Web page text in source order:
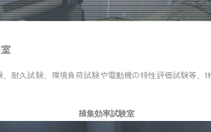
耐久試験、環境負荷試験や電動機の特性評価試験等、19
捕集効率試験室